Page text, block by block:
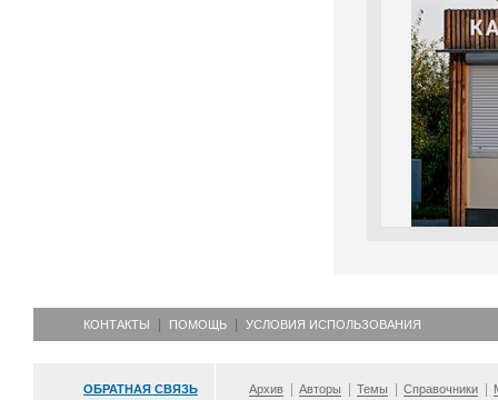
КОНТАКТЫ ПОМОЩЬ УСЛОВИЯ ИСПОЛЬЗОВАНИЯ
ОБРАТНАЯ СВЯЗЬ Архив Авторы Темы Справочники